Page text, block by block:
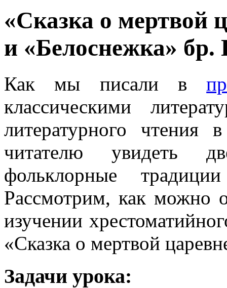
«Сказка о
и «Белоснежка»
Как мы писали в
классическими
литературного чтения
читателю увидеть
фольклорные
Рассмотрим, как можно
изучении
«Сказка о мертвой
Задачи урока: